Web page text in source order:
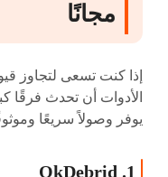
مجانًا
يوفر وصولاً سريعًا
1. OkDebrid